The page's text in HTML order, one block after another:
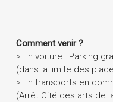
Comment venir ?
> En voiture : Parking
(dans la limite des
> En transports en
(Arrêt Cité des arts de